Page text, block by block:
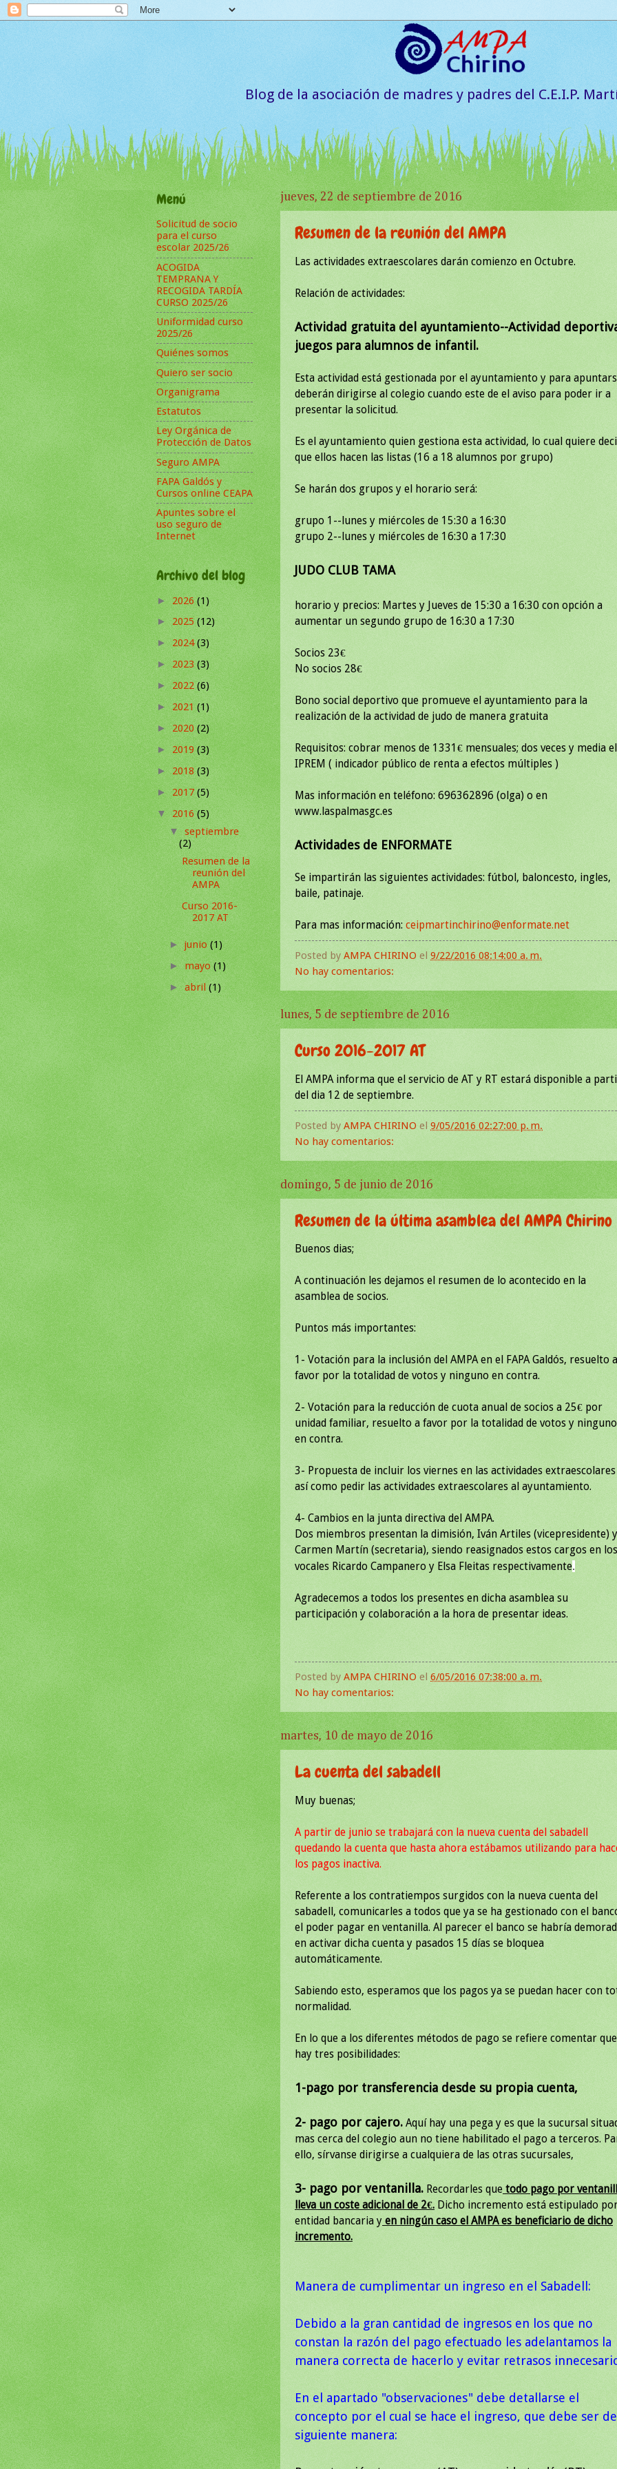
Blog de la asociación de madres y padres del C.E.I.P.
jueves, 22 de septiembre de 2016
Resumen de la reunión del AMPA
Las actividades extraescolares darán comienzo en Octubre.
Relación de actividades:
Actividad gratuita del ayuntamiento--Actividad
juegos para alumnos de infantil.
Esta actividad está gestionada por el ayuntamiento y para
deberán dirigirse al colegio cuando este de el aviso para poder ir a
presentar la solicitud.
Es el ayuntamiento quien gestiona esta actividad, lo cual quiere
que ellos hacen las listas (16 a 18 alumnos por grupo)
Se harán dos grupos y el horario será:
grupo 1--lunes y miércoles de 15:30 a 16:30
grupo 2--lunes y miércoles de 16:30 a 17:30
JUDO CLUB TAMA
horario y precios: Martes y Jueves de 15:30 a 16:30 con opción a
aumentar un segundo grupo de 16:30 a 17:30
Socios 23€
No socios 28€
Bono social deportivo que promueve el ayuntamiento para la
realización de la actividad de judo de manera gratuita
Requisitos: cobrar menos de 1331€ mensuales; dos veces y media el
IPREM ( indicador público de renta a efectos múltiples )
Mas información en teléfono: 696362896 (olga) o en
www.laspalmasgc.es
Actividades de ENFORMATE
Se impartirán las siguientes actividades: fútbol, baloncesto, ingles,
baile, patinaje.
Para mas información: ceipmartinchirino@enformate.net
Posted by AMPA CHIRINO el 9/22/2016 08:14:00 a. m.
No hay comentarios:
lunes, 5 de septiembre de 2016
Curso 2016-2017 AT
El AMPA informa que el servicio de AT y RT estará disponible a
del dia 12 de septiembre.
Posted by AMPA CHIRINO el 9/05/2016 02:27:00 p. m.
No hay comentarios:
domingo, 5 de junio de 2016
Resumen de la última asamblea del AMPA Chirino
Buenos dias;
A continuación les dejamos el resumen de lo acontecido en la
asamblea de socios.
Puntos más importantes:
1- Votación para la inclusión del AMPA en el FAPA Galdós, resuelto a
favor por la totalidad de votos y ninguno en contra.
2- Votación para la reducción de cuota anual de socios a 25€ por
unidad familiar, resuelto a favor por la totalidad de votos y ninguno
en contra.
3- Propuesta de incluir los viernes en las actividades extraescolares
así como pedir las actividades extraescolares al ayuntamiento.
4- Cambios en la junta directiva del AMPA.
Dos miembros presentan la dimisión, Iván Artiles (vicepresidente) y
Carmen Martín (secretaria), siendo reasignados estos cargos en los
vocales Ricardo Campanero y Elsa Fleitas respectivamente.
Agradecemos a todos los presentes en dicha asamblea su
participación y colaboración a la hora de presentar ideas.
Posted by AMPA CHIRINO el 6/05/2016 07:38:00 a. m.
No hay comentarios:
martes, 10 de mayo de 2016
La cuenta del sabadell
Muy buenas;
A partir de junio se trabajará con la nueva cuenta del sabadell
quedando la cuenta que hasta ahora estábamos utilizando para
los pagos inactiva.
Referente a los contratiempos surgidos con la nueva cuenta del
sabadell, comunicarles a todos que ya se ha gestionado con el
el poder pagar en ventanilla. Al parecer el banco se habría
en activar dicha cuenta y pasados 15 días se bloquea
automáticamente.
Sabiendo esto, esperamos que los pagos ya se puedan hacer con
normalidad.
En lo que a los diferentes métodos de pago se refiere comentar que
hay tres posibilidades:
1-pago por transferencia desde su propia cuenta,
2- pago por cajero. Aquí hay una pega y es que la sucursal
mas cerca del colegio aun no tiene habilitado el pago a terceros.
ello, sírvanse dirigirse a cualquiera de las otras sucursales,
3- pago por ventanilla. Recordarles que todo pago por
lleva un coste adicional de 2€. Dicho incremento está estipulado
entidad bancaria y en ningún caso el AMPA es beneficiario de dicho
incremento.
Manera de cumplimentar un ingreso en el Sabadell:
Debido a la gran cantidad de ingresos en los que no
constan la razón del pago efectuado les adelantamos la
manera correcta de hacerlo y evitar retrasos
En el apartado "observaciones" debe detallarse el
concepto por el cual se hace el ingreso, que debe ser
siguiente manera:
Menú
Solicitud de socio
para el curso
escolar 2025/26
ACOGIDA
TEMPRANA Y
RECOGIDA TARDÍA
CURSO 2025/26
Uniformidad curso
2025/26
Quiénes somos
Quiero ser socio
Organigrama
Estatutos
Ley Orgánica de
Protección de Datos
Seguro AMPA
FAPA Galdós y
Cursos online CEAPA
Apuntes sobre el
uso seguro de
Internet
Archivo del blog
►2026(1)
►2025(12)
►2024(3)
►2023(3)
►2022(6)
►2021(1)
►2020(2)
►2019(3)
►2018(3)
►2017(5)
▼2016(5)
▼septiembre
(2)
Resumen de la
reunión del
AMPA
Curso 2016-
2017 AT
►junio(1)
►mayo(1)
►abril(1)